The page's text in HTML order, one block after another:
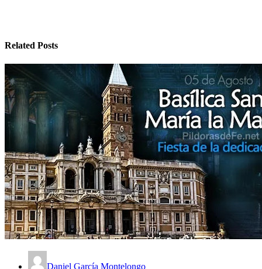
Related Posts
Daniel García Montelongo